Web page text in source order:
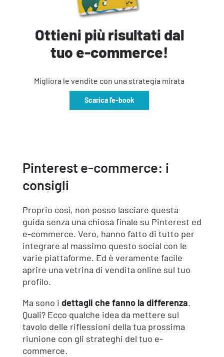
Ottieni più risultati dal
tuo e-commerce!
Migliora le vendite con una strategia mirata
Scarica l'e-book
Pinterest e-commerce: i
consigli
Proprio così, non posso lasciare questa
guida senza una chiosa finale su Pinterest ed
e-commerce. Vero, hanno fatto di tutto per
integrare al massimo questo social con le
varie piattaforme. Ed è veramente facile
aprire una vetrina di vendita online sul tuo
profilo.
Ma sono i dettagli che fanno la differenza.
Quali? Ecco qualche idea da mettere sul
tavolo delle riflessioni della tua prossima
riunione con gli strateghi del tuo e-
commerce.